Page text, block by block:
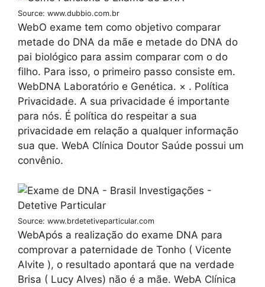
Source: www.dubbio.com.br
WebO exame tem como objetivo comparar
metade do DNA da mãe e metade do DNA do
pai biológico para assim comparar com o do
filho. Para isso, o primeiro passo consiste em.
WebDNA Laboratório e Genética. × . Política
Privacidade. A sua privacidade é importante
para nós. É política do respeitar a sua
privacidade em relação a qualquer informação
sua que. WebA Clínica Doutor Saúde possui um
convênio.
Source: www.brdetetiveparticular.com
WebApós a realização do exame DNA para
comprovar a paternidade de Tonho ( Vicente
Alvite ), o resultado apontará que na verdade
Brisa ( Lucy Alves) não é a mãe. WebA Clínica